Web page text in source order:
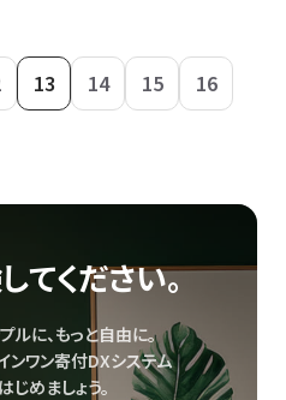
13 14 15 16
てください。
ルに、もっと自由に。
ンワン寄付DXシステム
じめましょう。